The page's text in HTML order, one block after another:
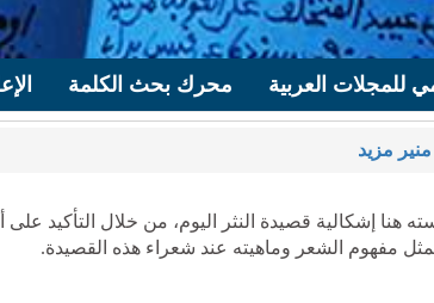
للمجلات العربية محرك بحث الكلمة
منير مزيد
هنا إشكالية قصيدة النثر اليوم، من خلال التأكيد
مفهوم الشعر وماهيته عند شعراء هذه القصيدة.